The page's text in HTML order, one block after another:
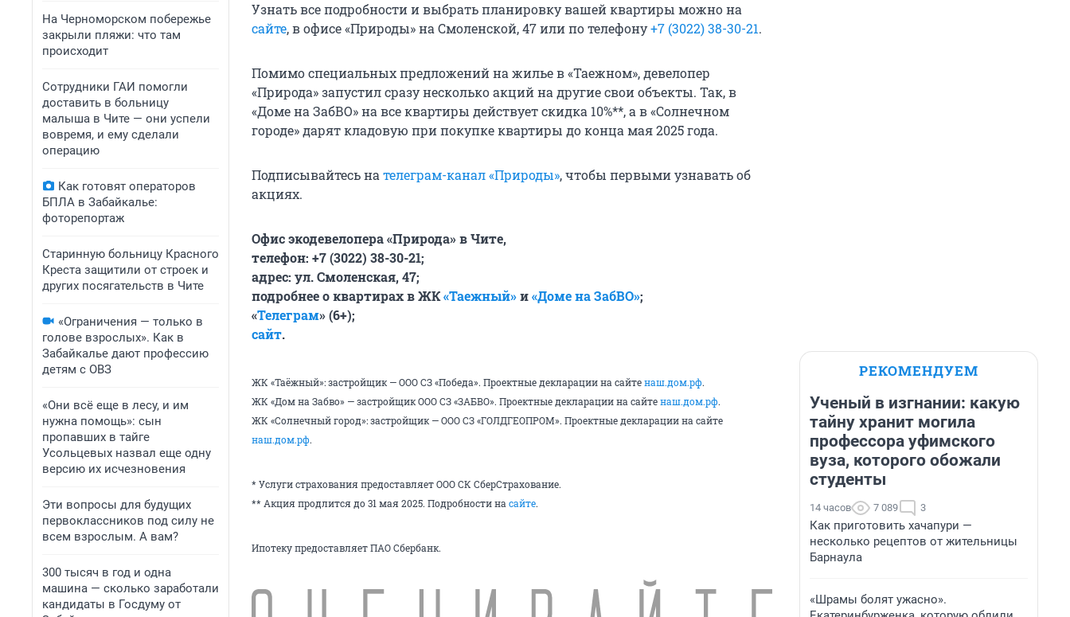
На Черноморском побережье
закрыли пляжи: что там
происходит
Сотрудники ГАИ помогли
доставить в больницу
малыша в Чите — они успели
вовремя, и ему сделали
операцию
Как готовят операторов
БПЛА в Забайкалье:
фоторепортаж
Старинную больницу Красного
Креста защитили от строек и
других посягательств в Чите
«Ограничения — только в
голове взрослых». Как в
Забайкалье дают профессию
детям с ОВЗ
«Они всё еще в лесу, и им
нужна помощь»: сын
пропавших в тайге
Усольцевых назвал еще одну
версию их исчезновения
Эти вопросы для будущих
первоклассников под силу не
всем взрослым. А вам?
300 тысяч в год и одна
машина — сколько заработали
кандидаты в Госдуму от
Узнать все подробности и выбрать планировку вашей квартиры можно на
сайте, в офисе «Природы» на Смоленской, 47 или по телефону+7 (3022) 38-30-21.
Помимо специальных предложений на жилье в «Таежном», девелопер
«Природа» запустил сразу несколько акций на другие свои объекты. Так, в
«Доме на ЗабВО» на все квартиры действует скидка 10%**, а в «Солнечном
городе» дарят кладовую при покупке квартиры до конца мая 2025 года.
Подписывайтесь на телеграм-канал «Природы», чтобы первыми узнавать об
акциях.
Офис экодевелопера «Природа» в Чите,
телефон: +7 (3022) 38-30-21;
адрес: ул. Смоленская, 47;
подробнее о квартирах в ЖК«Таежный»и«Доме на ЗабВО»;
«Телеграм» (6+);
сайт.
ЖК «Таёжный»: застройщик — ООО СЗ «Победа». Проектные декларации на сайтенаш.дом.рф.
ЖК «Дом на Забво» — застройщик ООО СЗ «ЗАБВО». Проектные декларации на сайтенаш.дом.рф.
ЖК «Солнечный город»: застройщик — ООО СЗ «ГОЛДГЕОПРОМ». Проектные декларации на сайте
наш.дом.рф.
* Услуги страхования предоставляет ООО СК СберСтрахование.
** Акция продлится до 31 мая 2025. Подробности на сайте.
Ипотеку предоставляет ПАО Сбербанк.
РЕКОМЕНДУЕМ
Ученый в изгнании: какую
тайну хранит могила
профессора уфимского
вуза, которого обожали
студенты
14 часов 7 089 3
Как приготовить хачапури —
несколько рецептов от жительницы
Барнаула
«Шрамы болят ужасно».